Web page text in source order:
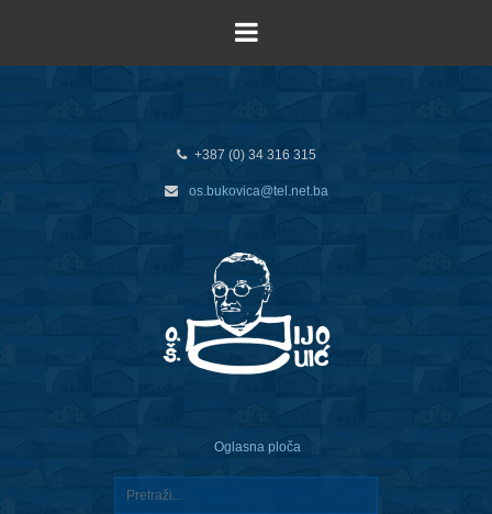
+387 (0) 34 316 315
os.bukovica@tel.net.ba
Oglasna ploča